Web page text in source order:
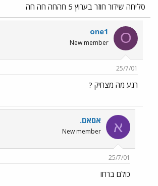
סליחה שידור חוזר בערוץ 5 חהחה חה חה
O
one1
New member
25/7/01
רגע מה מצחיק ?
א אםאם.
New member
25/7/01
כולם ברחו